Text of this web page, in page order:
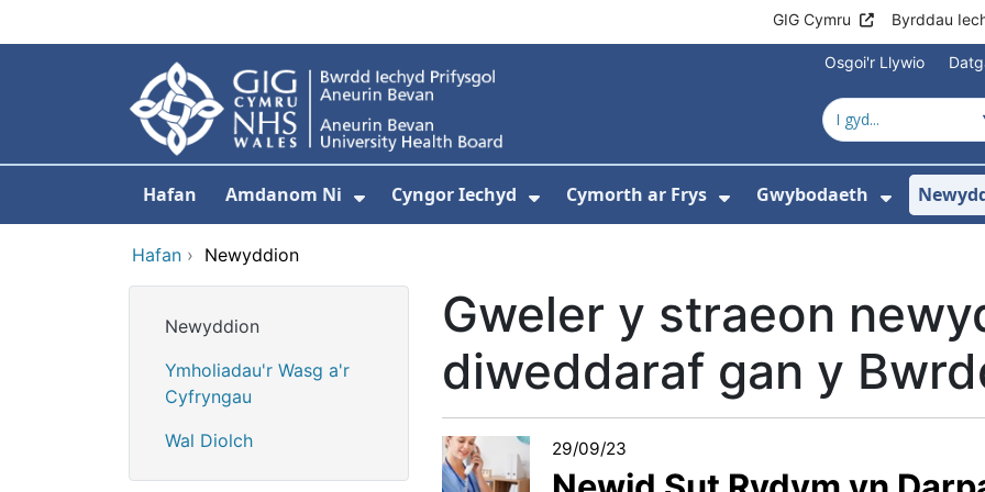
GIG Cymru Byrddau
Osgoi'r Llywio
Hafan Amdanom Ni
Dangos isddewislen ar gyfer Amdanom Ni
Cyngor Iechyd
Dangos isddewislen ar gyfer Cyngor
Cymorth ar Frys
Dangos isddewislen ar
Gwybodaeth
Dangos
Hafan › Newyddion
Newyddion
Ymholiadau'r Wasg a'r
Cyfryngau
Wal Diolch
Gweler y straeon
diweddaraf gan y
29/09/23